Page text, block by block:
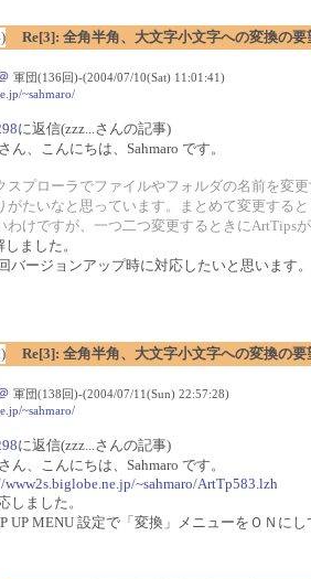
Re[3]: 全角半角、大文字小文字への変換の要
軍団(136回)-(2004/07/10(Sat) 11:01:41)
~sahmaro/
に返信(zzz...さんの記事)
ん、こんにちは、Sahmaro です。
スプローラでファイルやフォルダの名前を変
がたいなと思っています。まとめて変更する
わけですが、一つ二つ変更するときにArtTips
ました。
バージョンアップ時に対応したいと思います。
Re[3]: 全角半角、大文字小文字への変換の要
軍団(138回)-(2004/07/11(Sun) 22:57:28)
~sahmaro/
に返信(zzz...さんの記事)
ん、こんにちは、Sahmaro です。
~sahmaro/ArtTp583.lzh
しました。
UP MENU 設定で「変換」メニューをＯＮに